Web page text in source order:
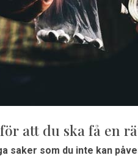
att du ska få en
saker som du inte kan